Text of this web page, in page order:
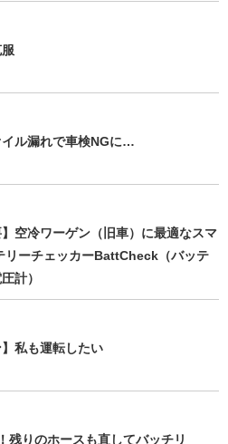
イル漏れで車検NGに…
】空冷ワーゲン（旧車）に最適なスマ
リーチェッカーBattCheck（バッテ
計）
】私も運転したい
残りのホースも直してバッチリ